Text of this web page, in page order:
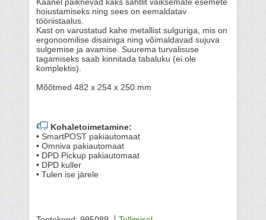
Kaanel paiknevad kaks sahtlit väiksemate esemete
hoiustamiseks ning sees on eemaldatav
tööriistaalus.
Kast on varustatud kahe metallist sulguriga, mis on
ergonoomilise disainiga ning võimaldavad sujuva
sulgemise ja avamise. Suurema turvalisuse
tagamiseks saab kinnitada tabaluku (ei ole
komplektis).
Mõõtmed 482 x 254 x 250 mm
Kohaletoimetamine:
• SmartPOST pakiautomaat
• Omniva pakiautomaat
• DPD Pickup pakiautomaat
• DPD kuller
• Tulen ise järele